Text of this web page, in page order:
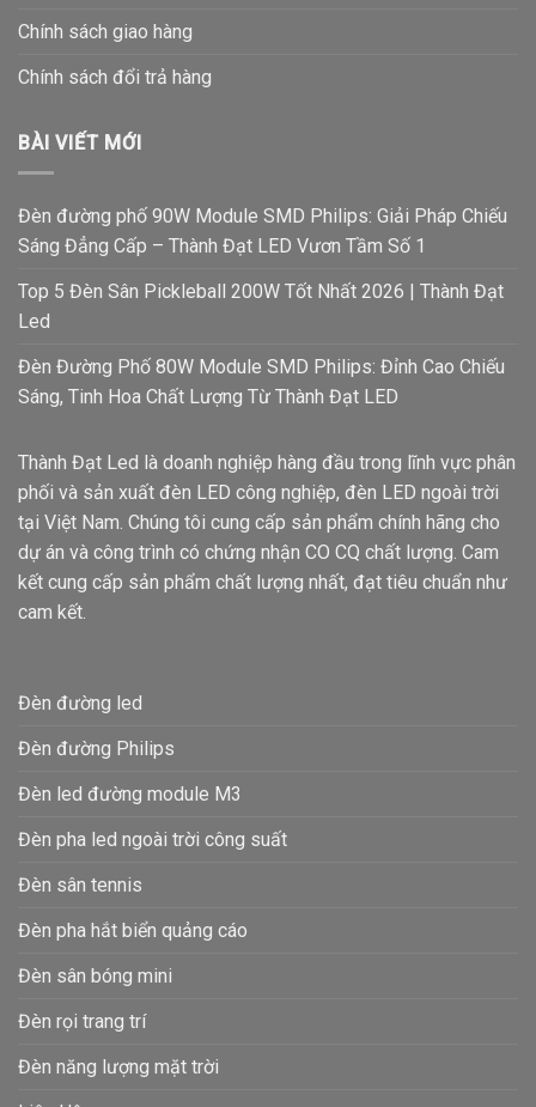
Chính sách giao hàng
Chính sách đổi trả hàng
BÀI VIẾT MỚI
Đèn đường phố 90W Module SMD Philips: Giải Pháp Chiếu
Sáng Đẳng Cấp – Thành Đạt LED Vươn Tầm Số 1
Top 5 Đèn Sân Pickleball 200W Tốt Nhất 2026 | Thành Đạt
Led
Đèn Đường Phố 80W Module SMD Philips: Đỉnh Cao Chiếu
Sáng, Tinh Hoa Chất Lượng Từ Thành Đạt LED
Thành Đạt Led là doanh nghiệp hàng đầu trong lĩnh vực phân
phối và sản xuất đèn LED công nghiệp, đèn LED ngoài trời
tại Việt Nam. Chúng tôi cung cấp sản phẩm chính hãng cho
dự án và công trình có chứng nhận CO CQ chất lượng. Cam
kết cung cấp sản phẩm chất lượng nhất, đạt tiêu chuẩn như
cam kết.
Đèn đường led
Đèn đường Philips
Đèn led đường module M3
Đèn pha led ngoài trời công suất
Đèn sân tennis
Đèn pha hắt biển quảng cáo
Đèn sân bóng mini
Đèn rọi trang trí
Đèn năng lượng mặt trời